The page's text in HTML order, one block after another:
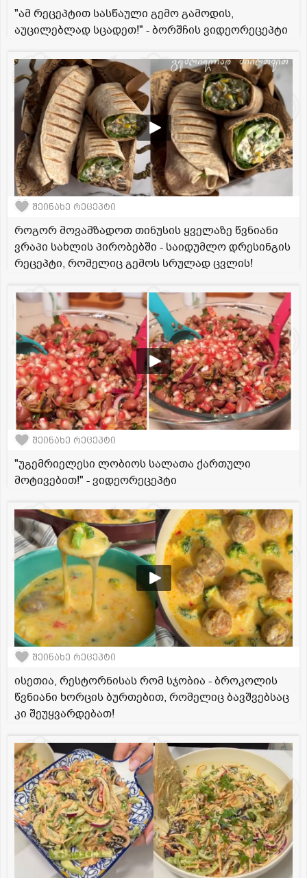
"ამ რეცეპტით სასწაული გემო გამოდის,
აუცილებლად სცადეთ!" - ბორშჩის ვიდეორეცეპტი
შეინახე რეცეპტი
როგორ მოვამზადოთ თინუსის ყველაზე წვნიანი
ვრაპი სახლის პირობებში - საიდუმლო დრესინგის
რეცეპტი, რომელიც გემოს სრულად ცვლის!
შეინახე რეცეპტი
"უგემრიელესი ლობიოს სალათა ქართული
მოტივებით!" - ვიდეორეცეპტი
შეინახე რეცეპტი
ისეთია, რესტორნისას რომ სჯობია - ბროკოლის
წვნიანი ხორცის ბურთებით, რომელიც ბავშვებსაც
კი შეუყვარდებათ!